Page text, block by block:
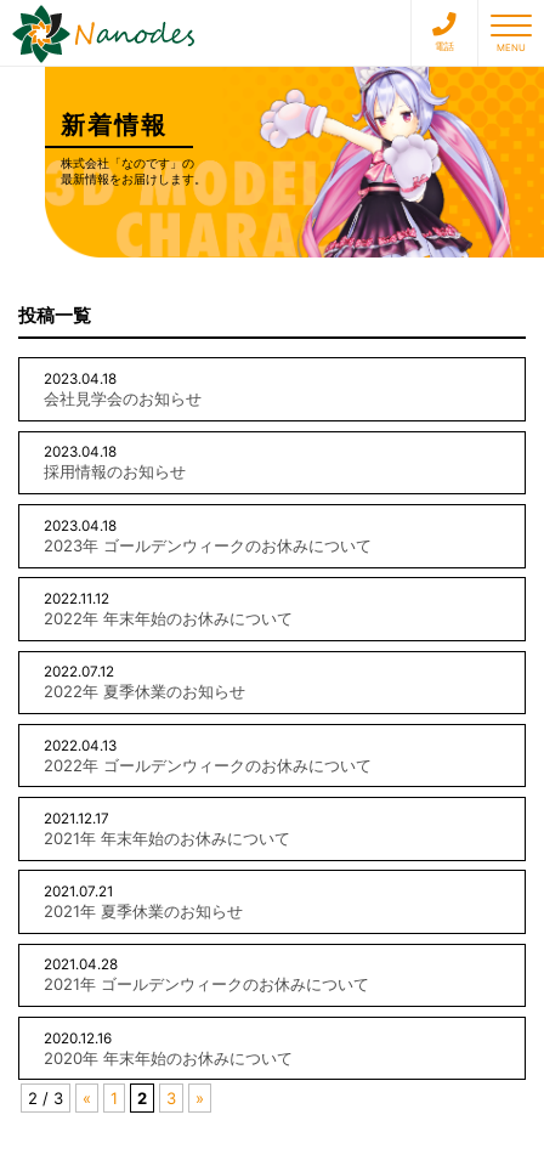
toggle
MENU
電話
新着情報
株式会社「なのです」の
最新情報をお届けします。
投稿一覧
2023.04.18
会社見学会のお知らせ
2023.04.18
採用情報のお知らせ
2023.04.18
2023年 ゴールデンウィークのお休みについて
2022.11.12
2022年 年末年始のお休みについて
2022.07.12
2022年 夏季休業のお知らせ
2022.04.13
2022年 ゴールデンウィークのお休みについて
2021.12.17
2021年 年末年始のお休みについて
2021.07.21
2021年 夏季休業のお知らせ
2021.04.28
2021年 ゴールデンウィークのお休みについて
2020.12.16
2020年 年末年始のお休みについて
2 / 3 « 1 2 3 »